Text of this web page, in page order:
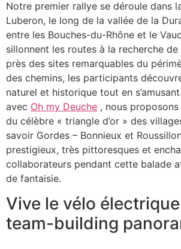
Notre premier rallye se déroule dans
Luberon, le long de la vallée de la
entre les Bouches-du-Rhône et le
sillonnent les routes à la recherche
près des sites remarquables du
des chemins, les participants
naturel et historique tout en
avec Oh my Deuche , nous
du célèbre « triangle d’or » des
savoir Gordes – Bonnieux et
prestigieux, très pittoresques et
collaborateurs pendant cette balade
de fantaisie.
Vive le vélo
team-building